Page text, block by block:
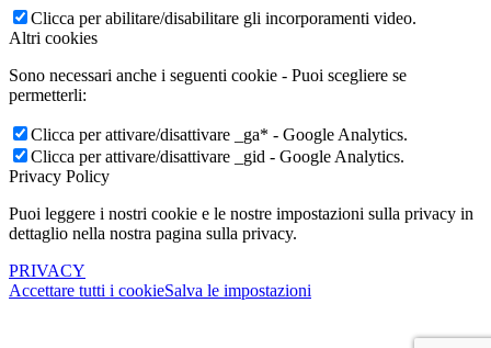
Clicca per abilitare/disabilitare gli incorporamenti video.
Altri cookies
Sono necessari anche i seguenti cookie - Puoi scegliere se
permetterli:
Clicca per attivare/disattivare _ga* - Google Analytics.
Clicca per attivare/disattivare _gid - Google Analytics.
Privacy Policy
Puoi leggere i nostri cookie e le nostre impostazioni sulla privacy in
dettaglio nella nostra pagina sulla privacy.
PRIVACY
Accettare tutti i cookieSalva le impostazioni